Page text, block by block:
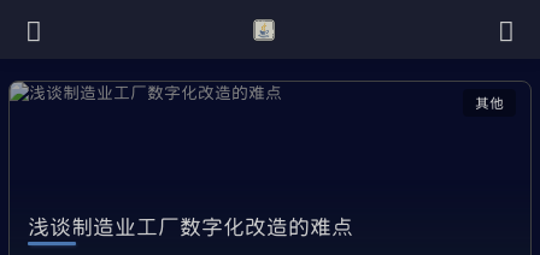
其他
浅谈制造业工厂数字化改造的难点